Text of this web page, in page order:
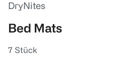
DryNites
Bed Mats
7 Stück